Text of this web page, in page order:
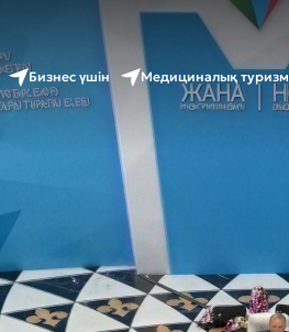
Бизнес үшін Медициналық туризм